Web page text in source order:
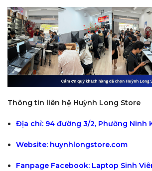
Thông tin liên hệ Huỳnh Long Store
Địa chỉ: 94 đường 3/2, Phường Ninh
Website: huynhlongstore.com
Fanpage Facebook: Laptop Sinh